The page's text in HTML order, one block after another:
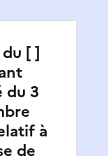
[ ]
du 3
à
de